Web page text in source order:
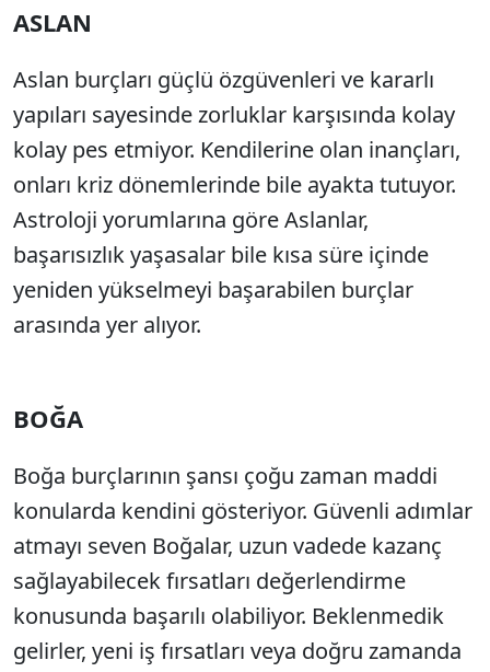
ASLAN
Aslan burçları güçlü özgüvenleri ve kararlı
yapıları sayesinde zorluklar karşısında kolay
kolay pes etmiyor. Kendilerine olan inançları,
onları kriz dönemlerinde bile ayakta tutuyor.
Astroloji yorumlarına göre Aslanlar,
başarısızlık yaşasalar bile kısa süre içinde
yeniden yükselmeyi başarabilen burçlar
arasında yer alıyor.
BOĞA
Boğa burçlarının şansı çoğu zaman maddi
konularda kendini gösteriyor. Güvenli adımlar
atmayı seven Boğalar, uzun vadede kazanç
sağlayabilecek fırsatları değerlendirme
konusunda başarılı olabiliyor. Beklenmedik
gelirler, yeni iş fırsatları veya doğru zamanda